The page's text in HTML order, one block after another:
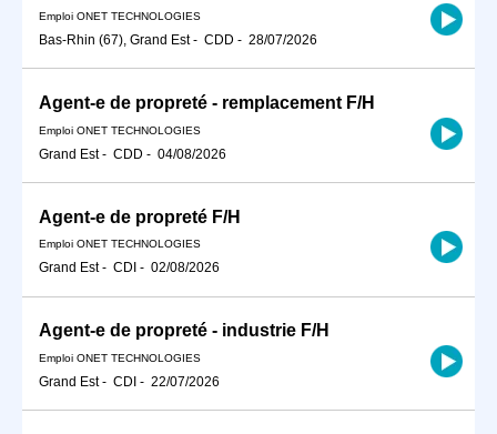
Emploi ONET TECHNOLOGIES
Bas-Rhin (67), Grand Est- CDD - 28/07/2026
Agent-e de propreté - remplacement F/H
Emploi ONET TECHNOLOGIES
Grand Est- CDD - 04/08/2026
Agent-e de propreté F/H
Emploi ONET TECHNOLOGIES
Grand Est- CDI - 02/08/2026
Agent-e de propreté - industrie F/H
Emploi ONET TECHNOLOGIES
Grand Est- CDI - 22/07/2026